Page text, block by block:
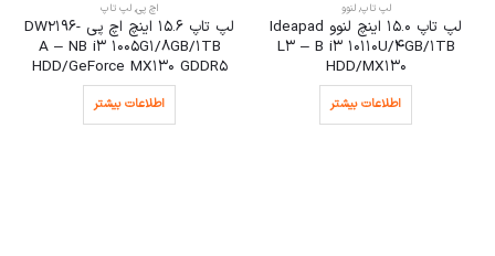
لپ تاپ,لنوو
لپ تاپ 15.0 اینچ لنوو Ideapad
L3 – B i3 10110U/4GB/1TB
HDD/MX130
اطلاعات بیشتر
اچ پی,لپ تاپ
لپ تاپ 15.6 اینچ اچ پی DW2196-
A – NB i3 1005G1/8GB/1TB
HDD/GeForce MX130 GDDR5
اطلاعات بیشتر